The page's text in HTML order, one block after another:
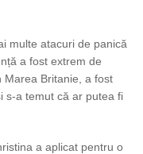
multe atacuri de panică
a fost extrem de
Marea Britanie, a fost
s-a temut că ar putea fi
a aplicat pentru o